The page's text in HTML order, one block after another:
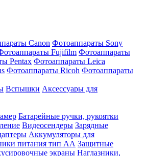
Canon Фотоаппараты Sony
Fujifilm Фотоаппараты
Pentax Фотоаппараты Leica
Фотоаппараты Ricoh Фотоаппараты
Вспышки Аксессуары для
Батарейные ручки, рукоятки
Видеосендеры Зарядные
Аккумуляторы для
питания тип АА Защитные
экраны Наглазники,